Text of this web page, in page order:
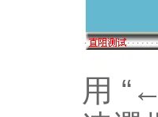
用